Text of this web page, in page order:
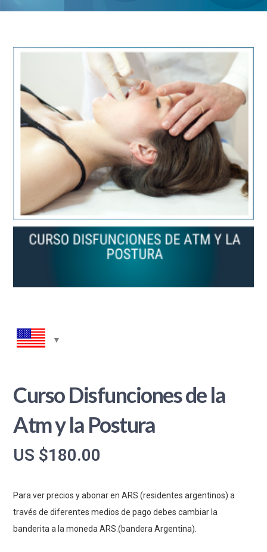
Curso Disfunciones de la
Atm y la Postura
US $180.00
Para ver precios y abonar en ARS (residentes argentinos) a
través de diferentes medios de pago debes cambiar la
banderita a la moneda ARS.(bandera Argentina).